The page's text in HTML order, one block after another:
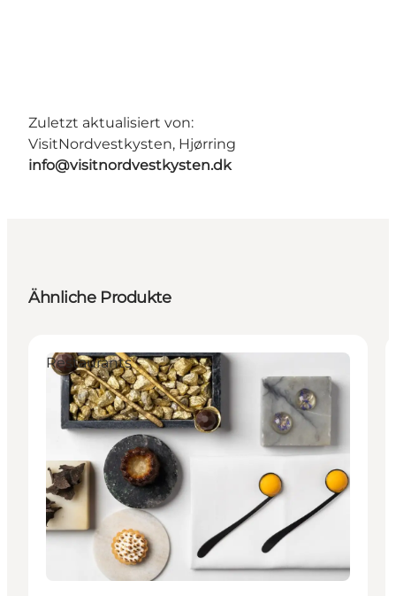
Zuletzt aktualisiert von:
VisitNordvestkysten, Hjørring
info@visitnordvestkysten.dk
Ähnliche Produkte
Restaurants